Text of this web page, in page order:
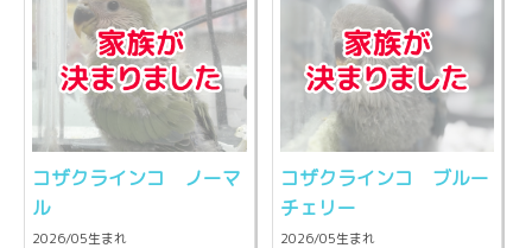
コザクラインコ ノーマ
ル
2026/05生まれ
コザクラインコ ブルー
チェリー
2026/05生まれ